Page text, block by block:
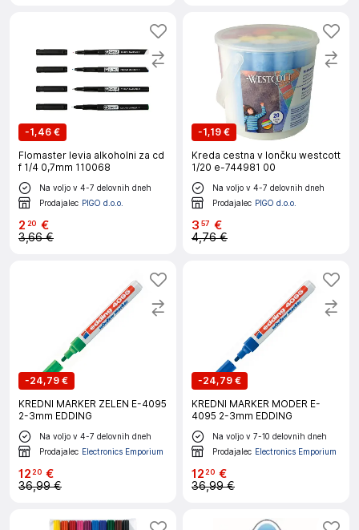
-1,46 €
Flomaster levia alkoholni za cd
f 1/4 0,7mm 110068
Na voljo v 4-7 delovnih dneh
Prodajalec PIGO d.o.o.
2 20 €
3,66 €
-1,19 €
Kreda cestna v lončku westcott
1/20 e-744981 00
Na voljo v 4-7 delovnih dneh
Prodajalec PIGO d.o.o.
3 57 €
4,76 €
-24,79 €
KREDNI MARKER ZELEN E-4095
2-3mm EDDING
Na voljo v 4-7 delovnih dneh
Prodajalec Electronics Emporium
12 20 €
36,99 €
-24,79 €
KREDNI MARKER MODER E-
4095 2-3mm EDDING
Na voljo v 7-10 delovnih dneh
Prodajalec Electronics Emporium
12 20 €
36,99 €